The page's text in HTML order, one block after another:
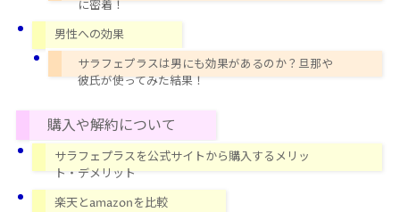
に密着！
男性への効果
サラフェプラスは男にも効果があるのか？旦那や
彼氏が使ってみた結果！
購入や解約について
サラフェプラスを公式サイトから購入するメリッ
ト・デメリット
楽天とamazonを比較